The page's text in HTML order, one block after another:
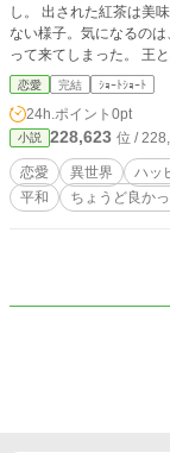
し。 出された紅茶は美味しい。 異世界召喚。なんで私なのか。でもまあ、問題
ない様子。気になるの
って
恋愛 完結 ｼｮｰﾄｼｮｰﾄ
24h.ポイント 0pt
小説 228,623 位 /
恋愛 異世界 ハッ
平和
ちょうど良か